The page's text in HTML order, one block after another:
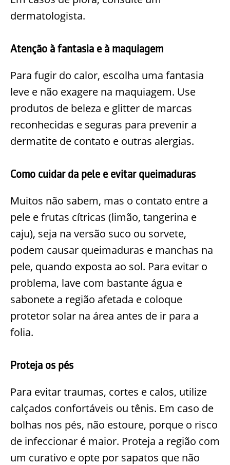
dermatologista.
Atenção à fantasia e à maquiagem
Para fugir do calor, escolha uma fantasia
leve e não exagere na maquiagem. Use
produtos de beleza e glitter de marcas
reconhecidas e seguras para prevenir a
dermatite de contato e outras alergias.
Como cuidar da pele e evitar queimaduras
Muitos não sabem, mas o contato entre a
pele e frutas cítricas (limão, tangerina e
caju), seja na versão suco ou sorvete,
podem causar queimaduras e manchas na
pele, quando exposta ao sol. Para evitar o
problema, lave com bastante água e
sabonete a região afetada e coloque
protetor solar na área antes de ir para a
folia.
Proteja os pés
Para evitar traumas, cortes e calos, utilize
calçados confortáveis ou tênis. Em caso de
bolhas nos pés, não estoure, porque o risco
de infeccionar é maior. Proteja a região com
um curativo e opte por sapatos que não